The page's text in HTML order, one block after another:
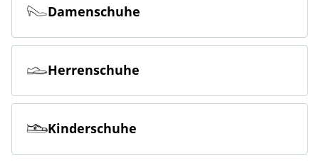
Damenschuhe
Herrenschuhe
Kinderschuhe